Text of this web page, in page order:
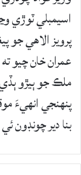
اسيمبلي ٽوڙي
پرويز الاهي جو
عمران خان چيو
ملڪ جو ٻيڙو
پنهنجي انهيءَ
بنا دير چونڊون